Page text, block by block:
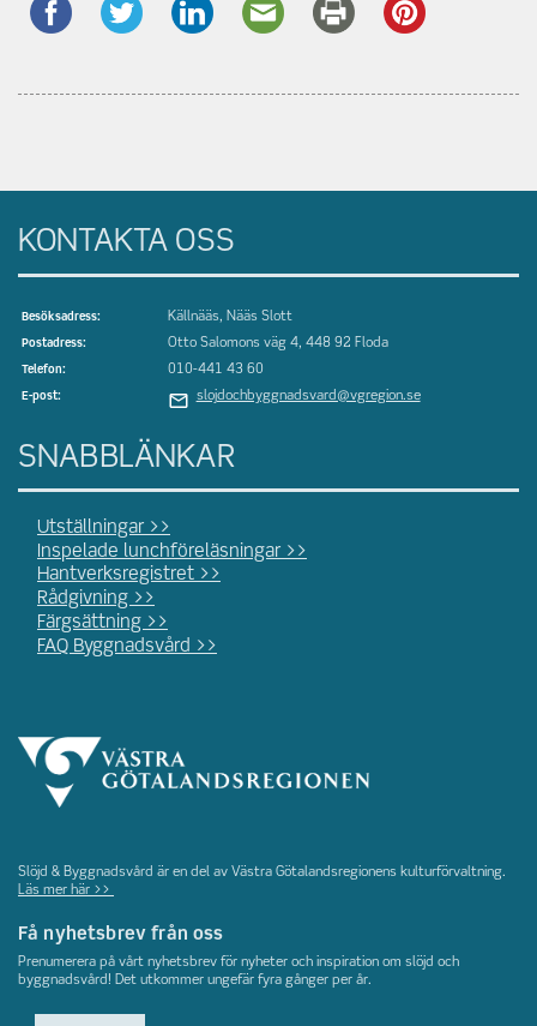
KONTAKTA OSS
Besöksadress: Källnääs, Nääs Slott
Postadress: Otto Salomons väg 4, 448 92 Floda
Telefon: 010-441 43 60
E-post: slojdochbyggnadsvard@vgregion.se
SNABBLÄNKAR
Utställningar >>
Inspelade lunchföreläsningar >>
Hantverksregistret >>
Rådgivning >>
Färgsättning >>
FAQ Byggnadsvård >>
Slöjd & Byggnadsvård är en del av Västra Götalandsregionens kulturförvaltning.
Läs mer här >>
Få nyhetsbrev från oss
Prenumerera på vårt nyhetsbrev för nyheter och inspiration om slöjd och
byggnadsvård! Det utkommer ungefär fyra gånger per år.